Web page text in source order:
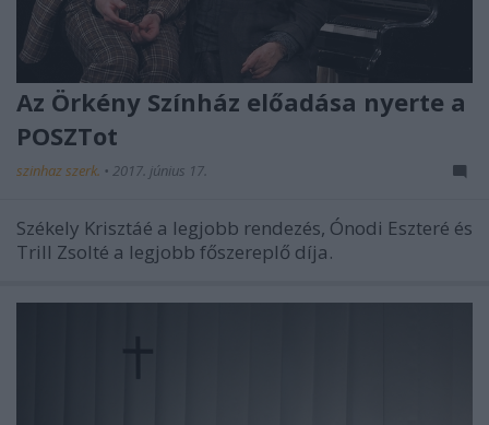
Az Örkény Színház előadása nyerte a
POSZTot
szinhaz szerk. • 2017. június 17.
Székely Krisztáé a legjobb rendezés, Ónodi Eszteré és
Trill Zsolté a legjobb főszereplő díja.